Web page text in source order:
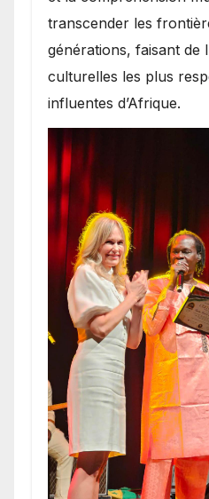
transcender les
générations, faisant de
culturelles les plus
influentes d’Afrique.